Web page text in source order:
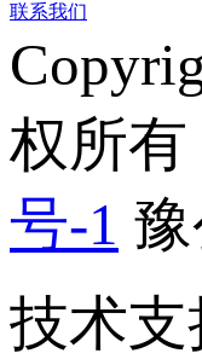
联系我们
权所
号-1
技术